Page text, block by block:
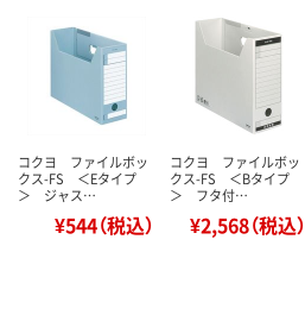
コクヨ ファイルボッ
クス-FS ＜Eタイプ
＞ ジャス…
¥544（税込）
コクヨ ファイルボッ
クス-FS ＜Bタイプ
＞ フタ付…
¥2,568（税込）